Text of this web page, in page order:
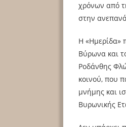
χρόνων από
στην
Η «Ημερίδα»
Βύρωνα και
Ροδάνθης
κοινού, που
μνήμης και
Βυρωνικής